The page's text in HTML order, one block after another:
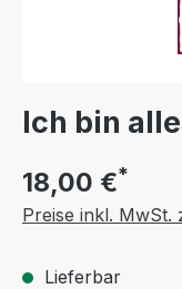
Ich bin
18,00 €*
Preise inkl. MwSt.
Lieferbar